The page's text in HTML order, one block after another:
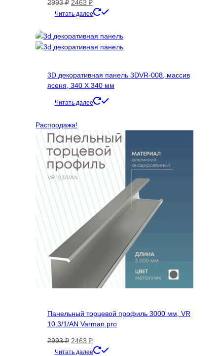
2993₽ Первоначальная
цена
2993 ₽.
2463 ₽Текущая
цена:
Читать далее
имеет
несколько
можно
3D декоративная панель 3DVR-008, массив
ясеня, 340 Х 340 мм
Читать далее
Распродажа!
Панельный торцевой профиль 3000 мм, VR
10.3/1/AN Varman.pro
2993₽ Первоначальная
цена
2463 ₽Текущая
цена:
Читать далее